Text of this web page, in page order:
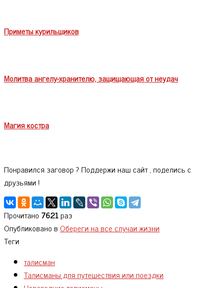
Приметы курильщиков
Молитва ангелу-хранителю, защищающая от неудач
Магия костра
Понравился заговор ? Поддержи наш сайт , поделись с
друзьями !
Прочитано 7621раз
Опубликовано в Обереги на все случаи жизни
Теги
талисман
Талисманы для путешествия или поездки